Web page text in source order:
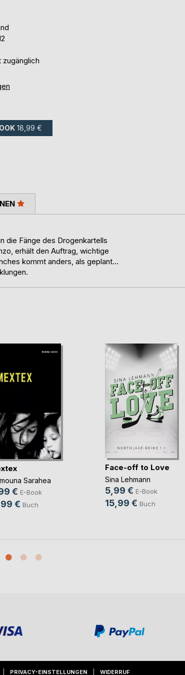
zugänglich
18,99 €
die Fänge des Drogenkartells
erhält den Auftrag, wichtige
kommt anders, als geplant...
Sarahea
€ E-Book
€ Buch
Face-off to Love
Sina Lehmann
5,99 € E-Book
15,99 € Buch
PRIVACY-EINSTELLUNGEN WIDERRUF